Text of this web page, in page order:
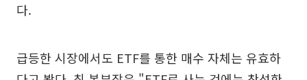
다.
급등한 시장에서도 ETF를 통한 매수 자체는 유효하